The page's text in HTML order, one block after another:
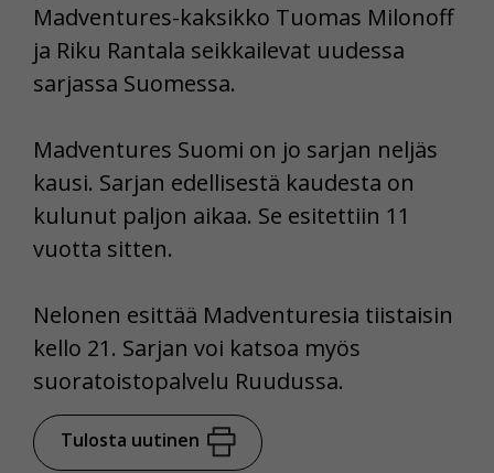
Madventures-kaksikko Tuomas Milonoff
ja Riku Rantala seikkailevat uudessa
sarjassa Suomessa.
Madventures Suomi on jo sarjan neljäs
kausi. Sarjan edellisestä kaudesta on
kulunut paljon aikaa. Se esitettiin 11
vuotta sitten.
Nelonen esittää Madventuresia tiistaisin
kello 21. Sarjan voi katsoa myös
suoratoistopalvelu Ruudussa.
Tulosta uutinen